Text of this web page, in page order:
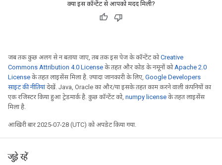
क्या इस कॉन्टेंट से आपको मदद मिली?
जब तक कुछ अलग से न बताया जाए, तब तक इस पेज के कॉन्टेंट कोCreative
Commons Attribution 4.0 License के तहत और कोड के नमूनों कोApache 2.0
License के तहत लाइसेंस मिला है. ज़्यादा जानकारी के लिए, Google Developers
साइट की नीतियांदेखें. Java, Oracle का और/या इसके तहत काम करने वाली कंपनियों का
एक रजिस्टर किया हुआ ट्रेडमार्क है. कुछ कॉन्टेंट को, numpy license के तहत लाइसेंस
मिला है.
आखिरी बार 2025-07-28 (UTC) को अपडेट किया गया.
जुड़े रहें